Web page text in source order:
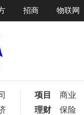
招商 物联网
项目 商业
理财
保险